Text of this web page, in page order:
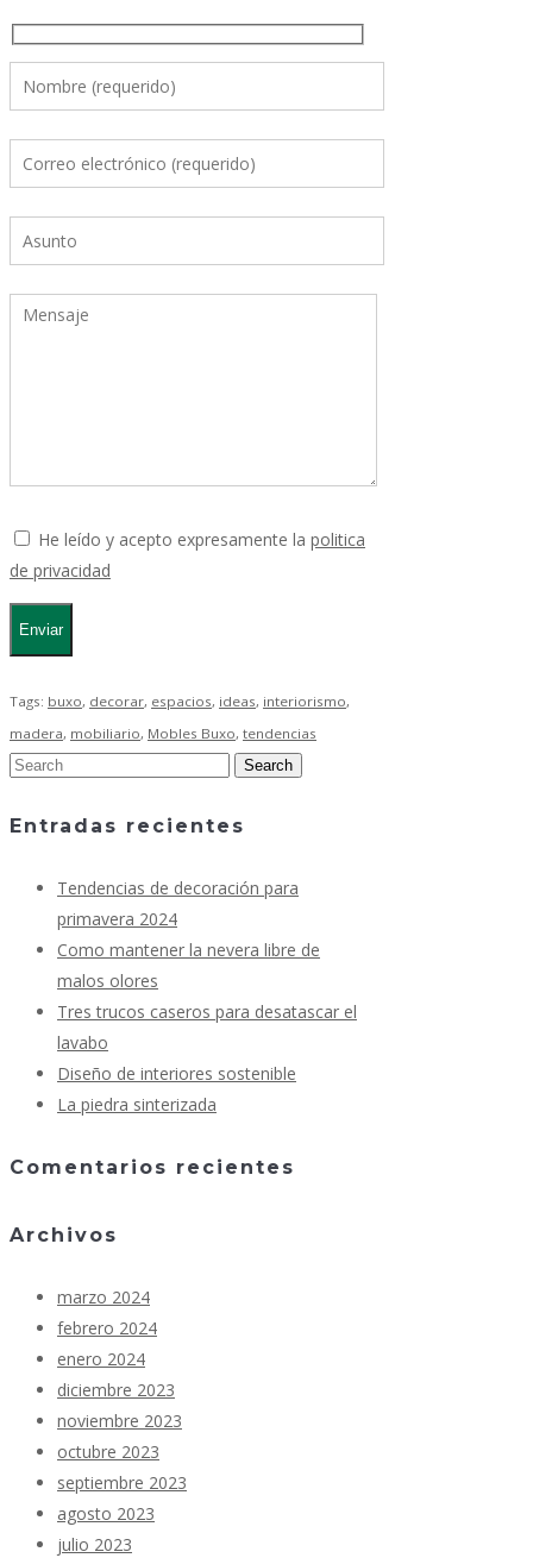
He leído y acepto expresamente la politica
de privacidad
Tags: buxo, decorar, espacios, ideas, interiorismo,
madera, mobiliario, Mobles Buxo, tendencias
Entradas recientes
Tendencias de decoración para
primavera 2024
Como mantener la nevera libre de
malos olores
Tres trucos caseros para desatascar el
lavabo
Diseño de interiores sostenible
La piedra sinterizada
Comentarios recientes
Archivos
marzo 2024
febrero 2024
enero 2024
diciembre 2023
noviembre 2023
octubre 2023
septiembre 2023
agosto 2023
julio 2023